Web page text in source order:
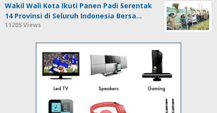
Wakil Wali Kota Ikuti Panen Padi Serentak
14 Provinsi di Seluruh Indonesia Bersa…
11205 Views